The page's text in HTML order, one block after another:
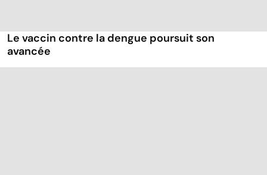
Le vaccin contre la dengue poursuit son
avancée